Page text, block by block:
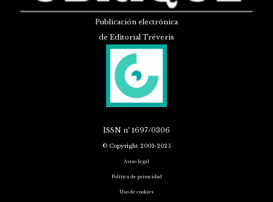
Publicación electrónica
de Editorial Tréveris
ISSN nº 1697/0306
© Copyright 2003-2025
Aviso legal
Política de privacidad
Uso de cookies